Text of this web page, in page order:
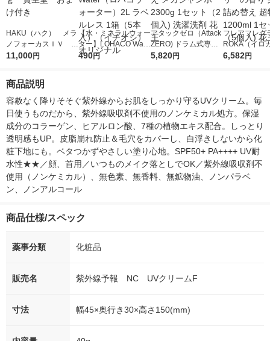
HAKU（ハク） メラ
ノフォーカスＩＶ 4
5ｇ 資生堂 おまけ
11,000円
【水・ミネラルウォー
ター】LOHACO Wate
r（ロハコウォータ
490円
アタックゼロ（Attack
ZERO) ドラム式専用
詰め替え メガジャン
5,820円
フレアフレグ
ROKA（イロ
イキッドリリ
6,582円
商品説明
容赦なく降りそそぐ紫外線からお肌をしっかり守るUVクリーム。毎
日使うものだから、紫外線吸収剤不使用のノンケミカル処方。保湿
成分のコラーゲン、ヒアルロン酸、7種の植物エキス配合。しっとり
透明感もUP。皮脂崩れ防止＆毛穴をカバーし、白浮きしないから化
粧下地にも。ベタつかずやさしい塗り心地。SPF50+ PA++++ UV耐
水性★★／顔、首用／いつものメイク落としでOK／紫外線吸収剤不
使用（ノンケミカル）、無色素、無香料、無鉱物油、ノンパラベ
ン、ノンアルコール
商品仕様/スペック
薬事分類 化粧品
販売名 紫外線予報 NC UVクリームF
寸法 幅45×奥行き30×高さ150(mm)